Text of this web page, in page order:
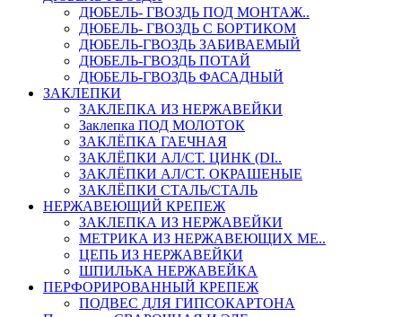
ДЮБЕЛЬ- ГВОЗДЬ ПОД МОНТАЖ..
ДЮБЕЛЬ- ГВОЗДЬ С БОРТИКОМ
ДЮБЕЛЬ-ГВОЗДЬ ЗАБИВАЕМЫЙ
ДЮБЕЛЬ-ГВОЗДЬ ПОТАЙ
ДЮБЕЛЬ-ГВОЗДЬ ФАСАДНЫЙ
ЗАКЛЕПКИ
ЗАКЛЕПКА ИЗ НЕРЖАВЕЙКИ
Заклепка ПОД МОЛОТОК
ЗАКЛЁПКА ГАЕЧНАЯ
ЗАКЛЁПКИ АЛ/СТ. ЦИНК (DI..
ЗАКЛЁПКИ АЛ/СТ. ОКРАШЕНЫЕ
ЗАКЛЁПКИ СТАЛЬ/СТАЛЬ
НЕРЖАВЕЮЩИЙ КРЕПЕЖ
ЗАКЛЕПКА ИЗ НЕРЖАВЕЙКИ
МЕТРИКА ИЗ НЕРЖАВЕЮЩИХ МЕ..
ЦЕПЬ ИЗ НЕРЖАВЕЙКИ
ШПИЛЬКА НЕРЖАВЕЙКА
ПЕРФОРИРОВАННЫЙ КРЕПЕЖ
ПОДВЕС ДЛЯ ГИПСОКАРТОНА